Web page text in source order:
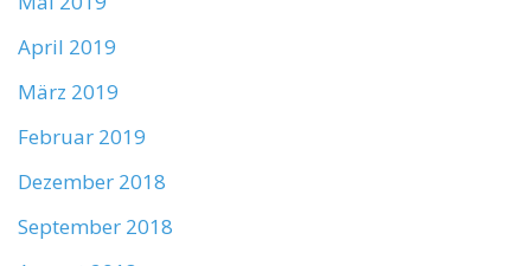
April 2019
März 2019
Februar 2019
Dezember 2018
September 2018